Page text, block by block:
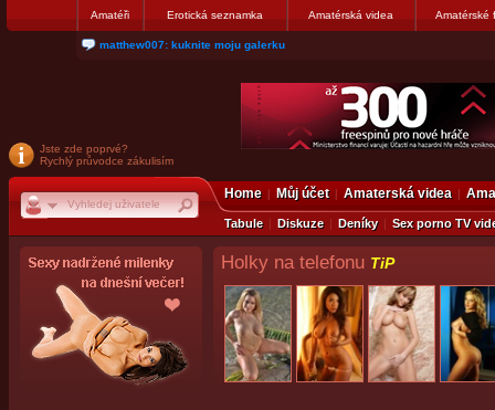
Amatéři Erotická seznamka Amatérská videa Amatérské
nanosekunda187: Hanka servis Praha Bulharská 10, tel:775674237
Jste zde poprvé?
Rychlý průvodce zákulisím
Home Můj účet Amaterská videa
Tabule Diskuze Deníky Sex porno TV
Holky na telefonu TiP